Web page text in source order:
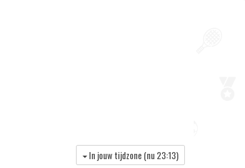
In jouw tijdzone (nu 23:13)